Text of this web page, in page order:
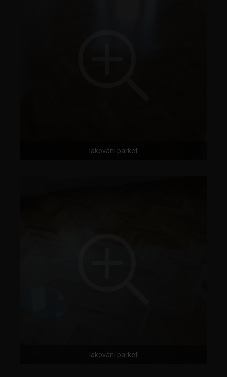
lakování parket
lakování parket